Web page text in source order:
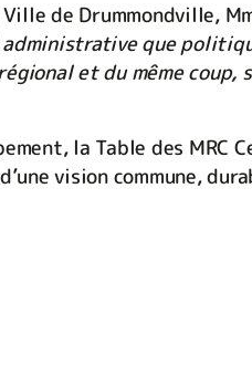
de Drummondville,
que
et du même coup,
la Table des MRC
vision commune,